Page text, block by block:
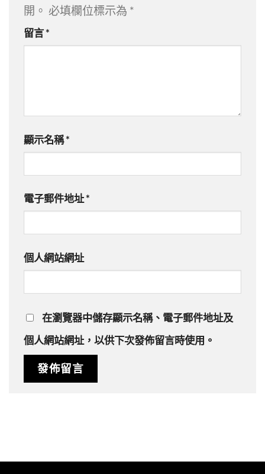
開。 必填欄位標示為 *
留言*
顯示名稱*
電子郵件地址*
個人網站網址
在瀏覽器中儲存顯示名稱、電子郵件地址及
個人網站網址，以供下次發佈留言時使用。